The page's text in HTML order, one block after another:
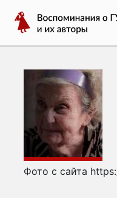
содержимому
Воспоминания
о
ГУЛАГе
Фото с сайта